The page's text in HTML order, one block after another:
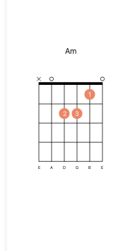
Am
2 3
1
E A D G B E